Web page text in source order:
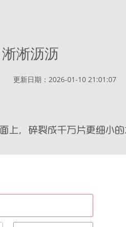
淅沥沥
更新日期：2026-01-10 21:01:07